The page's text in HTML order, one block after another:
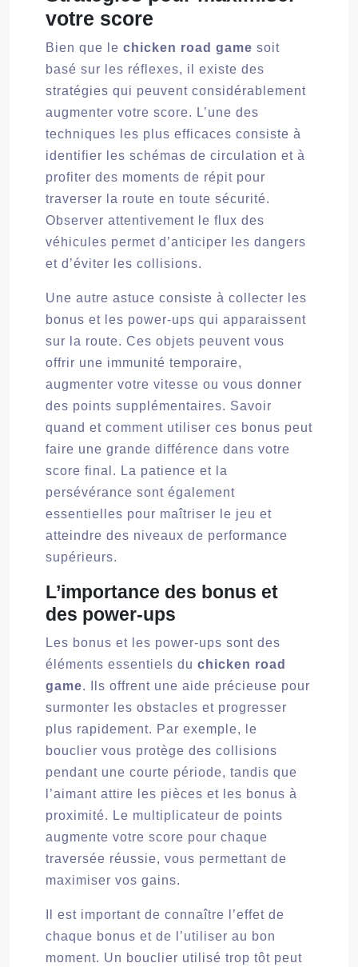
votre score
Bien que le chicken road game soit
basé sur les réflexes, il existe des
stratégies qui peuvent considérablement
augmenter votre score. L’une des
techniques les plus efficaces consiste à
identifier les schémas de circulation et à
profiter des moments de répit pour
traverser la route en toute sécurité.
Observer attentivement le flux des
véhicules permet d’anticiper les dangers
et d’éviter les collisions.
Une autre astuce consiste à collecter les
bonus et les power-ups qui apparaissent
sur la route. Ces objets peuvent vous
offrir une immunité temporaire,
augmenter votre vitesse ou vous donner
des points supplémentaires. Savoir
quand et comment utiliser ces bonus peut
faire une grande différence dans votre
score final. La patience et la
persévérance sont également
essentielles pour maîtriser le jeu et
atteindre des niveaux de performance
supérieurs.
L’importance des bonus et
des power-ups
Les bonus et les power-ups sont des
éléments essentiels du chicken road
game. Ils offrent une aide précieuse pour
surmonter les obstacles et progresser
plus rapidement. Par exemple, le
bouclier vous protège des collisions
pendant une courte période, tandis que
l’aimant attire les pièces et les bonus à
proximité. Le multiplicateur de points
augmente votre score pour chaque
traversée réussie, vous permettant de
maximiser vos gains.
Il est important de connaître l’effet de
chaque bonus et de l’utiliser au bon
moment. Un bouclier utilisé trop tôt peut